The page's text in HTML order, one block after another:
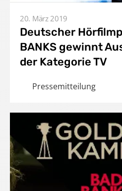
20. März 2019
Deutscher
BANKS gewinnt
der Kategorie TV
Pressemitteilung